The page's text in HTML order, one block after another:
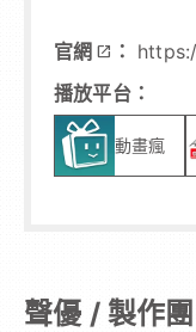
與利布所居住的
對要實現夢想
吸血鬼，這場拼
官網 open_in_new ：
播放平台：
動畫瘋
聲優 / 製作